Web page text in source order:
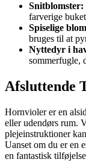
Snitblomster:
farverige
Spiselige
bruges til at
Nyttedyr i
sommerfugle,
Afsluttende
Hornvioler er en
eller udendørs rum.
plejeinstruktioner
Uanset om du er en
en fantastisk